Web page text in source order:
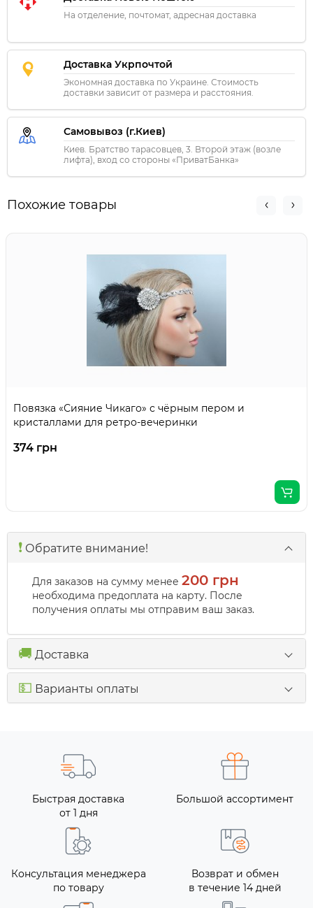
На отделение, почтомат, адресная доставка
Доставка Укрпочтой
Экономная доставка по Украине. Стоимость
доставки зависит от размера и расстояния.
Самовывоз (г.Киев)
Киев. Братство тарасовцев, 3. Второй этаж (возле
лифта), вход со стороны «ПриватБанка»
Похожие товары
Повязка «Сияние Чикаго» с чёрным пером и
кристаллами для ретро-вечеринки
374 грн
❗️ Обратите внимание!
Для заказов на сумму менее 200 грн
необходима предоплата на карту. После
получения оплаты мы отправим ваш заказ.
🚚 Доставка
💵 Варианты оплаты
Быстрая доставка
от 1 дня
Большой ассортимент
Консультация менеджера
по товару
Возврат и обмен
в течение 14 дней